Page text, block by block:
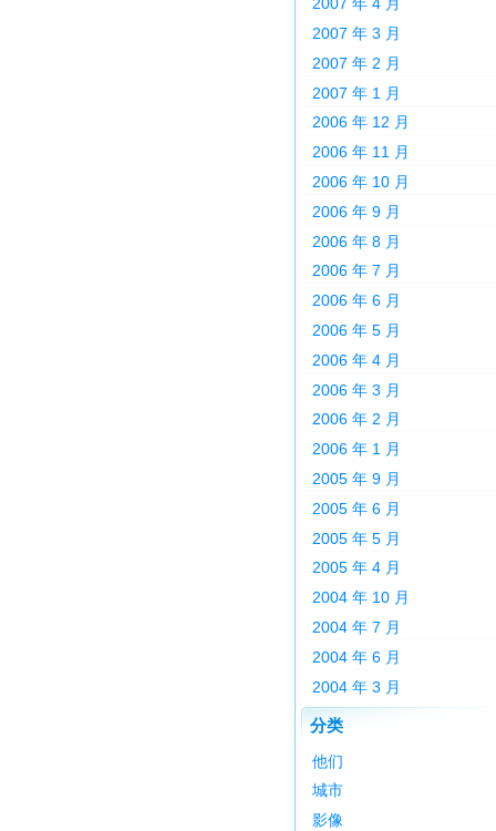
2007 年 3 月
2007 年 2 月
2007 年 1 月
2006 年 12 月
2006 年 11 月
2006 年 10 月
2006 年 9 月
2006 年 8 月
2006 年 7 月
2006 年 6 月
2006 年 5 月
2006 年 4 月
2006 年 3 月
2006 年 2 月
2006 年 1 月
2005 年 9 月
2005 年 6 月
2005 年 5 月
2005 年 4 月
2004 年 10 月
2004 年 7 月
2004 年 6 月
2004 年 3 月
分类
他们
城市
影像